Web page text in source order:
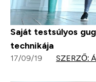
Saját testsúlyos
technikája
17/09/19 SZERZŐ: